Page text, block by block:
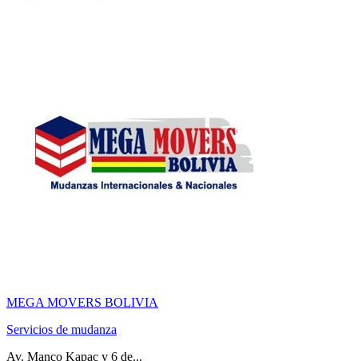
MEGA MOVERS BOLIVIA
Servicios de mudanza
Av. Manco Kapac y 6 de...